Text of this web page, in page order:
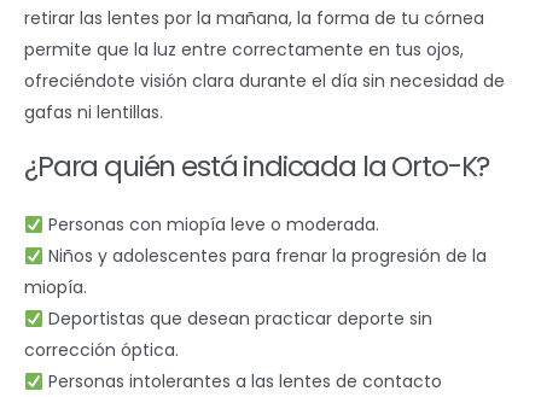
retirar las lentes por la mañana, la forma de tu córnea
permite que la luz entre correctamente en tus ojos,
ofreciéndote visión clara durante el día sin necesidad de
gafas ni lentillas.
¿Para quién está indicada la Orto-K?
Personas con miopía leve o moderada.
Niños y adolescentes para frenar la progresión de la
miopía.
Deportistas que desean practicar deporte sin
corrección óptica.
Personas intolerantes a las lentes de contacto